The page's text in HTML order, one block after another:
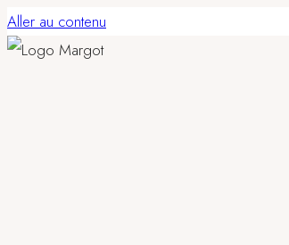
Aller au contenu